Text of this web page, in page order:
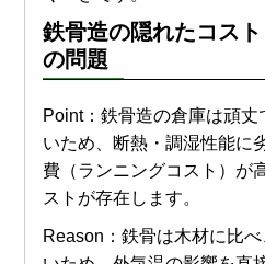
鉄骨造の隠れたコス
の問題
Point：鉄骨造の倉庫は頑
いため、断熱・調湿性能に
費（ランニングコスト）が
ストが存在します。
Reason：鉄骨は木材に比